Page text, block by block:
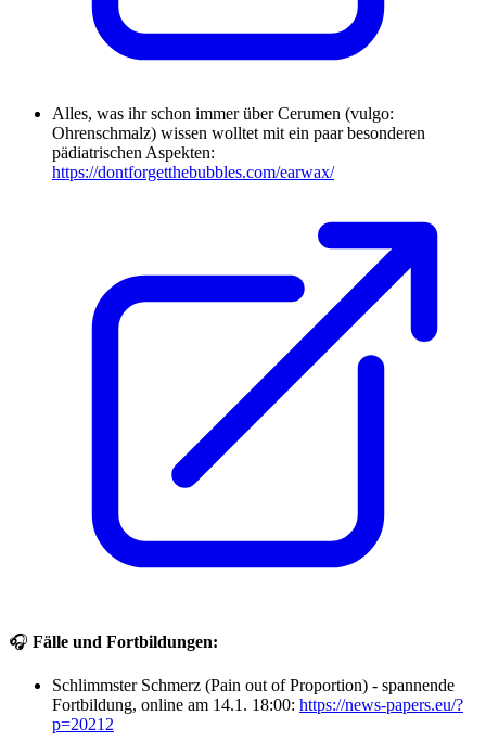
Alles, was ihr schon immer über Cerumen (vulgo:
Ohrenschmalz) wissen wolltet mit ein paar besonderen
pädiatrischen Aspekten:
https://dontforgetthebubbles.com/earwax/
🎧 Fälle und Fortbildungen:
Schlimmster Schmerz (Pain out of Proportion) - spannende
Fortbildung, online am 14.1. 18:00: https://news-papers.eu/?
p=20212